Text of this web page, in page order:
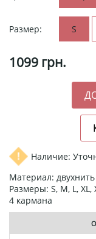
Размер: S
1099 грн.
Наличие:
Материал: двухнить
Размеры: S, M, L, XL,
4 кармана